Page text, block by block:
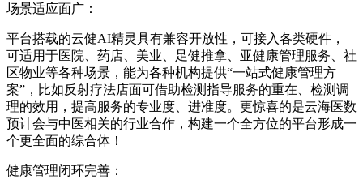
场景适应面广：
平台搭载的云健AI精灵具有兼容开放性，可接入各类硬件，
可适用于医院、药店、美业、足健推拿、亚健康管理服务、社
区物业等各种场景，能为各种机构提供“一站式健康管理方
案”，比如反射疗法店面可借助检测指导服务的重在、检测调
理的效用，提高服务的专业度、进准度。更惊喜的是云海医数
预计会与中医相关的行业合作，构建一个全方位的平台形成一
个更全面的综合体！
健康管理闭环完善：